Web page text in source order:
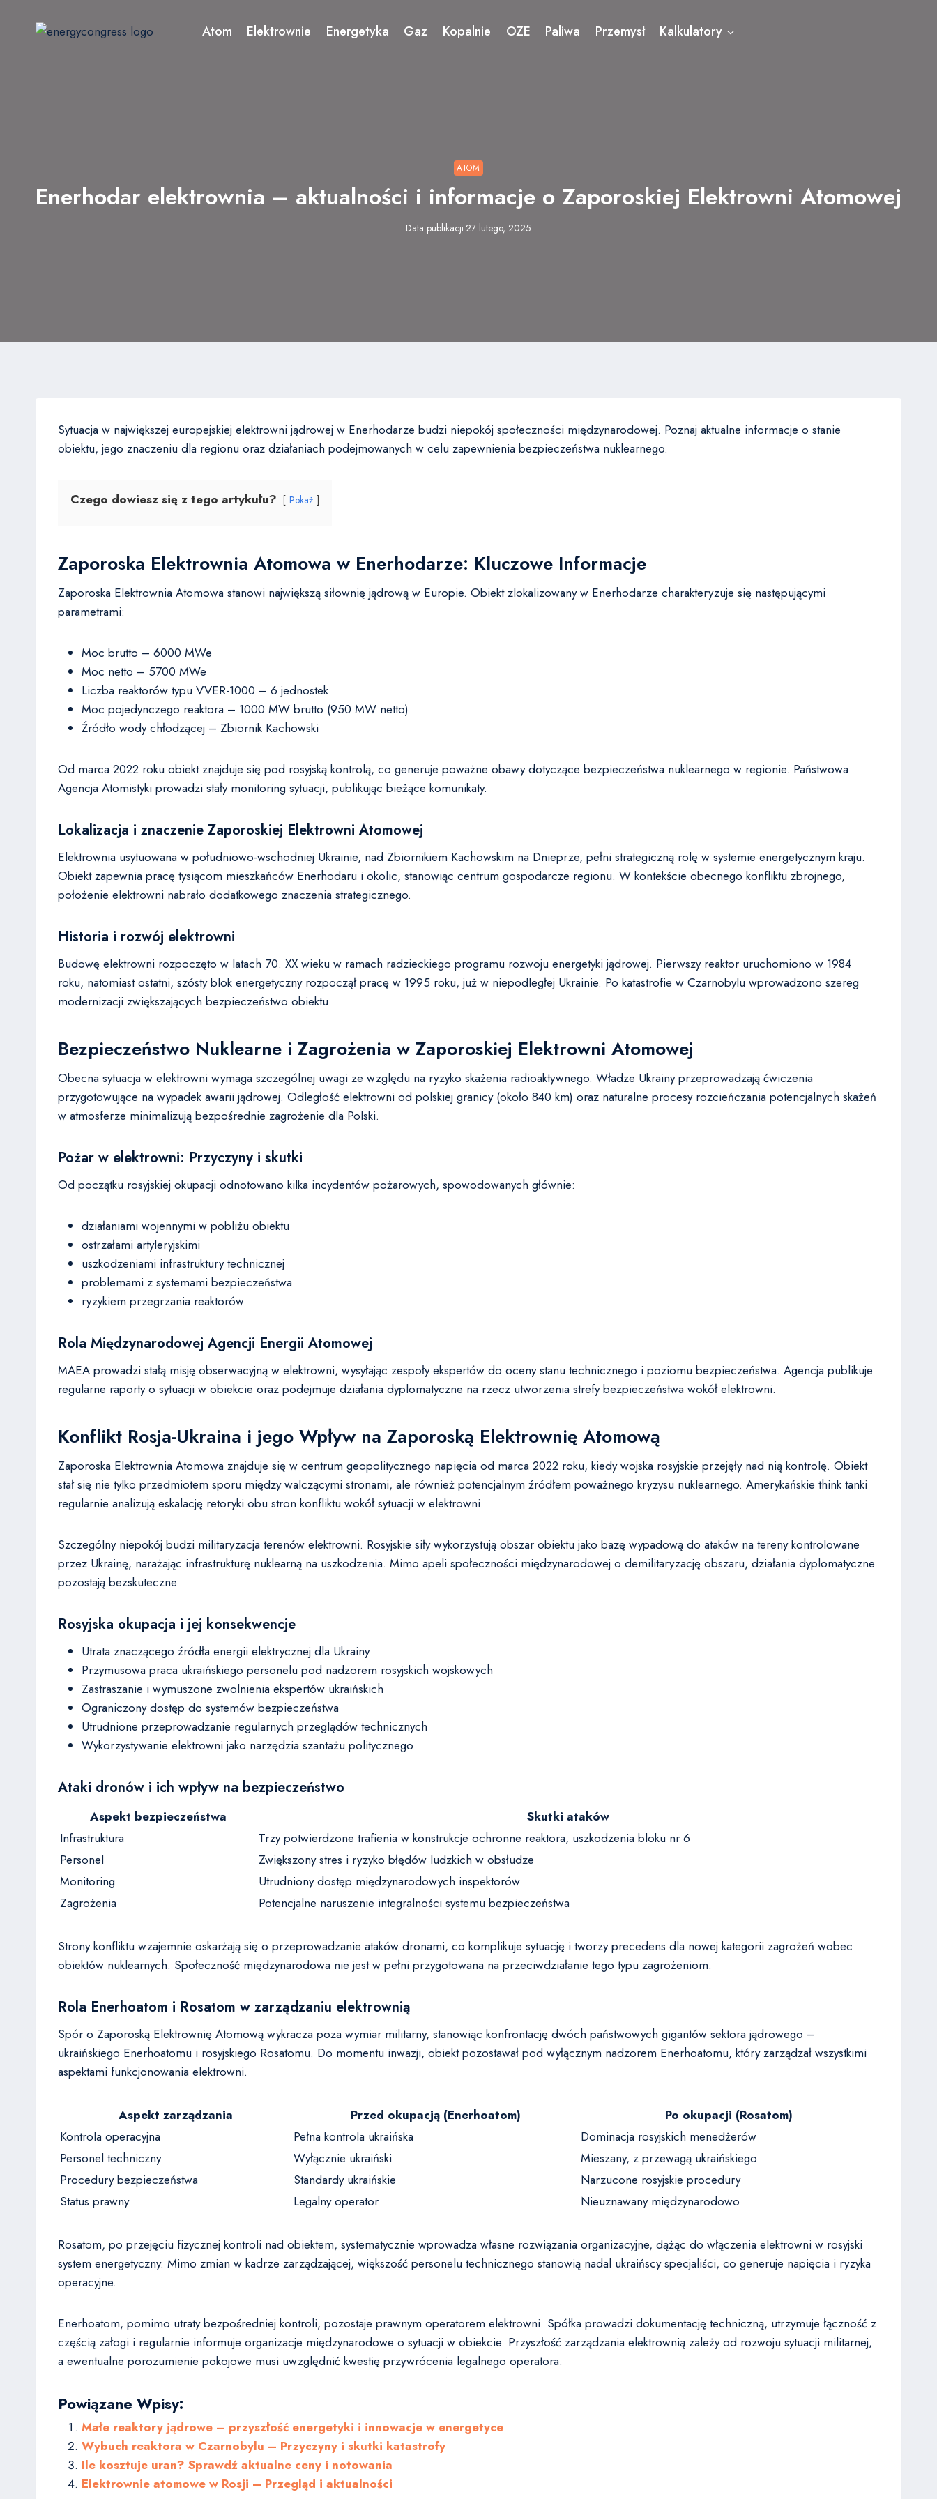
Atom Elektrownie Energetyka Gaz Kopalnie OZE Paliwa Przemysł Kalkulatory
ATOM
Enerhodar elektrownia – aktualności i informacje o Zaporoskiej Elektrowni Atomowej
Data publikacji 27 lutego, 2025
Sytuacja w największej europejskiej elektrowni jądrowej w Enerhodarze budzi niepokój społeczności międzynarodowej. Poznaj aktualne informacje o stanie
obiektu, jego znaczeniu dla regionu oraz działaniach podejmowanych w celu zapewnienia bezpieczeństwa nuklearnego.
Czego dowiesz się z tego artykułu? Pokaż
Zaporoska Elektrownia Atomowa w Enerhodarze: Kluczowe Informacje
Zaporoska Elektrownia Atomowa stanowi największą siłownię jądrową w Europie. Obiekt zlokalizowany w Enerhodarze charakteryzuje się następującymi
parametrami:
Moc brutto – 6000 MWe
Moc netto – 5700 MWe
Liczba reaktorów typu VVER-1000 – 6 jednostek
Moc pojedynczego reaktora – 1000 MW brutto (950 MW netto)
Źródło wody chłodzącej – Zbiornik Kachowski
Od marca 2022 roku obiekt znajduje się pod rosyjską kontrolą, co generuje poważne obawy dotyczące bezpieczeństwa nuklearnego w regionie. Państwowa
Agencja Atomistyki prowadzi stały monitoring sytuacji, publikując bieżące komunikaty.
Lokalizacja i znaczenie Zaporoskiej Elektrowni Atomowej
Elektrownia usytuowana w południowo-wschodniej Ukrainie, nad Zbiornikiem Kachowskim na Dnieprze, pełni strategiczną rolę w systemie energetycznym kraju.
Obiekt zapewnia pracę tysiącom mieszkańców Enerhodaru i okolic, stanowiąc centrum gospodarcze regionu. W kontekście obecnego konfliktu zbrojnego,
położenie elektrowni nabrało dodatkowego znaczenia strategicznego.
Historia i rozwój elektrowni
Budowę elektrowni rozpoczęto w latach 70. XX wieku w ramach radzieckiego programu rozwoju energetyki jądrowej. Pierwszy reaktor uruchomiono w 1984
roku, natomiast ostatni, szósty blok energetyczny rozpoczął pracę w 1995 roku, już w niepodległej Ukrainie. Po katastrofie w Czarnobylu wprowadzono szereg
modernizacji zwiększających bezpieczeństwo obiektu.
Bezpieczeństwo Nuklearne i Zagrożenia w Zaporoskiej Elektrowni Atomowej
Obecna sytuacja w elektrowni wymaga szczególnej uwagi ze względu na ryzyko skażenia radioaktywnego. Władze Ukrainy przeprowadzają ćwiczenia
przygotowujące na wypadek awarii jądrowej. Odległość elektrowni od polskiej granicy (około 840 km) oraz naturalne procesy rozcieńczania potencjalnych skażeń
w atmosferze minimalizują bezpośrednie zagrożenie dla Polski.
Pożar w elektrowni: Przyczyny i skutki
Od początku rosyjskiej okupacji odnotowano kilka incydentów pożarowych, spowodowanych głównie:
działaniami wojennymi w pobliżu obiektu
ostrzałami artyleryjskimi
uszkodzeniami infrastruktury technicznej
problemami z systemami bezpieczeństwa
ryzykiem przegrzania reaktorów
Rola Międzynarodowej Agencji Energii Atomowej
MAEA prowadzi stałą misję obserwacyjną w elektrowni, wysyłając zespoły ekspertów do oceny stanu technicznego i poziomu bezpieczeństwa. Agencja publikuje
regularne raporty o sytuacji w obiekcie oraz podejmuje działania dyplomatyczne na rzecz utworzenia strefy bezpieczeństwa wokół elektrowni.
Konflikt Rosja-Ukraina i jego Wpływ na Zaporoską Elektrownię Atomową
Zaporoska Elektrownia Atomowa znajduje się w centrum geopolitycznego napięcia od marca 2022 roku, kiedy wojska rosyjskie przejęły nad nią kontrolę. Obiekt
stał się nie tylko przedmiotem sporu między walczącymi stronami, ale również potencjalnym źródłem poważnego kryzysu nuklearnego. Amerykańskie think tanki
regularnie analizują eskalację retoryki obu stron konfliktu wokół sytuacji w elektrowni.
Szczególny niepokój budzi militaryzacja terenów elektrowni. Rosyjskie siły wykorzystują obszar obiektu jako bazę wypadową do ataków na tereny kontrolowane
przez Ukrainę, narażając infrastrukturę nuklearną na uszkodzenia. Mimo apeli społeczności międzynarodowej o demilitaryzację obszaru, działania dyplomatyczne
pozostają bezskuteczne.
Rosyjska okupacja i jej konsekwencje
Utrata znaczącego źródła energii elektrycznej dla Ukrainy
Przymusowa praca ukraińskiego personelu pod nadzorem rosyjskich wojskowych
Zastraszanie i wymuszone zwolnienia ekspertów ukraińskich
Ograniczony dostęp do systemów bezpieczeństwa
Utrudnione przeprowadzanie regularnych przeglądów technicznych
Wykorzystywanie elektrowni jako narzędzia szantażu politycznego
Ataki dronów i ich wpływ na bezpieczeństwo
Aspekt bezpieczeństwa
Skutki ataków
Infrastruktura
Trzy potwierdzone trafienia w konstrukcje ochronne reaktora, uszkodzenia bloku nr 6
Personel
Zwiększony stres i ryzyko błędów ludzkich w obsłudze
Monitoring
Utrudniony dostęp międzynarodowych inspektorów
Zagrożenia
Potencjalne naruszenie integralności systemu bezpieczeństwa
Strony konfliktu wzajemnie oskarżają się o przeprowadzanie ataków dronami, co komplikuje sytuację i tworzy precedens dla nowej kategorii zagrożeń wobec
obiektów nuklearnych. Społeczność międzynarodowa nie jest w pełni przygotowana na przeciwdziałanie tego typu zagrożeniom.
Rola Enerhoatom i Rosatom w zarządzaniu elektrownią
Spór o Zaporoską Elektrownię Atomową wykracza poza wymiar militarny, stanowiąc konfrontację dwóch państwowych gigantów sektora jądrowego –
ukraińskiego Enerhoatomu i rosyjskiego Rosatomu. Do momentu inwazji, obiekt pozostawał pod wyłącznym nadzorem Enerhoatomu, który zarządzał wszystkimi
aspektami funkcjonowania elektrowni.
Aspekt zarządzania Przed okupacją (Enerhoatom)
Po okupacji (Rosatom)
Kontrola operacyjna
Pełna kontrola ukraińska
Dominacja rosyjskich menedżerów
Personel techniczny
Wyłącznie ukraiński
Mieszany, z przewagą ukraińskiego
Procedury bezpieczeństwa
Standardy ukraińskie
Narzucone rosyjskie procedury
Status prawny
Legalny operator Nieuznawany międzynarodowo
Rosatom, po przejęciu fizycznej kontroli nad obiektem, systematycznie wprowadza własne rozwiązania organizacyjne, dążąc do włączenia elektrowni w rosyjski
system energetyczny. Mimo zmian w kadrze zarządzającej, większość personelu technicznego stanowią nadal ukraińscy specjaliści, co generuje napięcia i ryzyka
operacyjne.
Enerhoatom, pomimo utraty bezpośredniej kontroli, pozostaje prawnym operatorem elektrowni. Spółka prowadzi dokumentację techniczną, utrzymuje łączność z
częścią załogi i regularnie informuje organizacje międzynarodowe o sytuacji w obiekcie. Przyszłość zarządzania elektrownią zależy od rozwoju sytuacji militarnej,
a ewentualne porozumienie pokojowe musi uwzględnić kwestię przywrócenia legalnego operatora.
Powiązane Wpisy:
Małe reaktory jądrowe – przyszłość energetyki i innowacje w energetyce
Wybuch reaktora w Czarnobylu – Przyczyny i skutki katastrofy
Ile kosztuje uran? Sprawdź aktualne ceny i notowania
Elektrownie atomowe w Rosji – Przegląd i aktualności